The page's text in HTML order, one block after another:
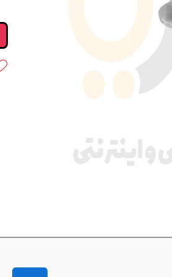
داخلی
قدرت
و ترمز
و اسپرت
ماشین